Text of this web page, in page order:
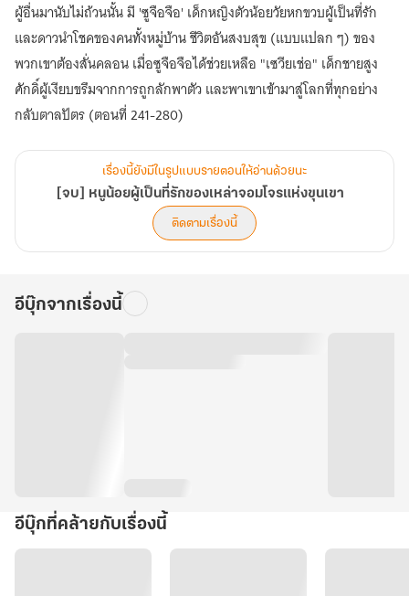
ผู้อื่นมานับไม่ถ้วนนั้น มี 'ซูจือจือ' เด็กหญิงตัวน้อยวัยหกขวบผู้เป็นที่รัก
และดาวนำโชคของคนทั้งหมู่บ้าน ชีวิตอันสงบสุข (แบบแปลก ๆ) ของ
พวกเขาต้องสั่นคลอน เมื่อซูจือจือได้ช่วยเหลือ "เซวียเช่อ" เด็กชายสูง
ศักดิ์ผู้เงียบขรึมจากการถูกลักพาตัว และพาเขาเข้ามาสู่โลกที่ทุกอย่าง
กลับตาลปัตร (ตอนที่ 241-280)
เรื่องนี้ยังมีในรูปแบบรายตอนให้อ่านด้วยนะ
[จบ] หนูน้อยผู้เป็นที่รักของเหล่าจอมโจรแห่งขุนเขา
ติดตามเรื่องนี้
อีบุ๊กจากเรื่องนี้
อีบุ๊กที่คล้ายกับเรื่องนี้